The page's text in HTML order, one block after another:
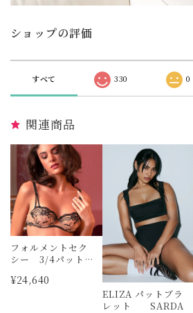
ショップの評価
すべて 330 0
関連商品
フォルメントセク
シー 3/4パット無
ズシャルメル
¥24,640
ELIZA パットブラ
レット SARDA